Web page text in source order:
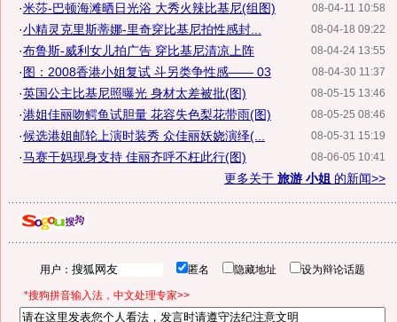
08-04-11 10:58
·米莎-巴顿海滩晒日光浴 大秀火辣比基尼(组图)
08-04-18 09:22
·小精灵克里斯蒂娜-里奇穿比基尼拍性感封...
08-04-24 13:55
·布鲁斯-威利女儿拍广告 穿比基尼清凉上阵
08-04-30 11:37
·图：2008香港小姐复试 斗另类争性感—— 03
08-05-15 13:46
·英国公主比基尼照曝光 身材太差被批(图)
08-05-25 08:46
·港姐佳丽吻鳄鱼试胆量 花容失色梨花带雨(图)
08-05-31 15:19
·候选港姐邮轮上演时装秀 众佳丽妖娆演绎(...
08-06-05 10:41
·马赛干妈现身支持 佳丽齐呼不枉此行(图)
更多关于 旅游 小姐 的新闻>>
用户： 匿名 隐藏地址 设为辩论话题
*搜狗拼音输入法，中文处理专家>>